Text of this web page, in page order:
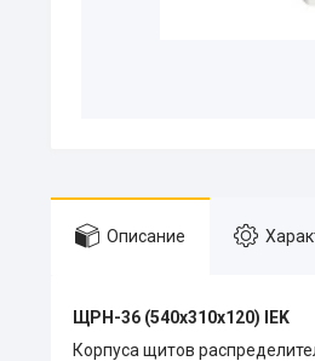
Описание
ЩРН-36 (540x310x120) IEK
Корпуса щитов